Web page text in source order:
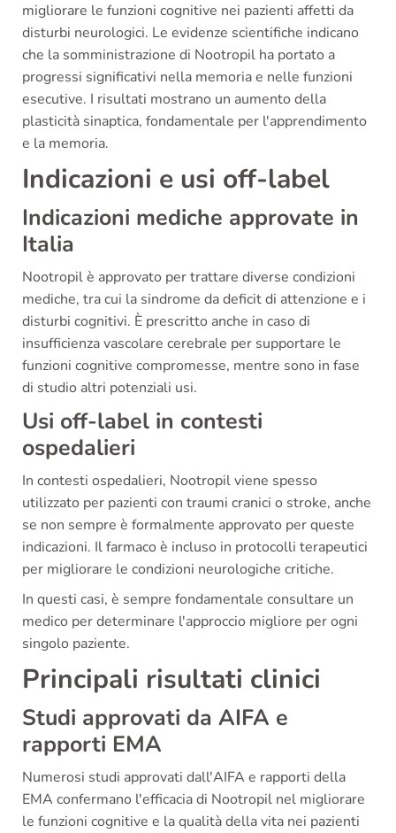
migliorare le funzioni cognitive nei pazienti affetti da
disturbi neurologici. Le evidenze scientifiche indicano
che la somministrazione di Nootropil ha portato a
progressi significativi nella memoria e nelle funzioni
esecutive. I risultati mostrano un aumento della
plasticità sinaptica, fondamentale per l'apprendimento
e la memoria.
Indicazioni e usi off-label
Indicazioni mediche approvate in
Italia
Nootropil è approvato per trattare diverse condizioni
mediche, tra cui la sindrome da deficit di attenzione e i
disturbi cognitivi. È prescritto anche in caso di
insufficienza vascolare cerebrale per supportare le
funzioni cognitive compromesse, mentre sono in fase
di studio altri potenziali usi.
Usi off-label in contesti
ospedalieri
In contesti ospedalieri, Nootropil viene spesso
utilizzato per pazienti con traumi cranici o stroke, anche
se non sempre è formalmente approvato per queste
indicazioni. Il farmaco è incluso in protocolli terapeutici
per migliorare le condizioni neurologiche critiche.
In questi casi, è sempre fondamentale consultare un
medico per determinare l'approccio migliore per ogni
singolo paziente.
Principali risultati clinici
Studi approvati da AIFA e
rapporti EMA
Numerosi studi approvati dall'AIFA e rapporti della
EMA confermano l'efficacia di Nootropil nel migliorare
le funzioni cognitive e la qualità della vita nei pazienti